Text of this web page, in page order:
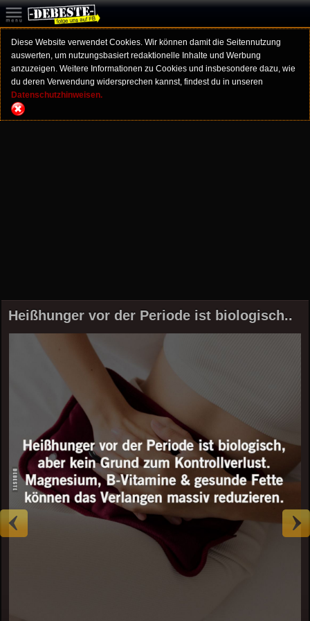
Diese Website verwendet Cookies. Wir können damit die Seitennutzung
auswerten, um nutzungsbasiert redaktionelle Inhalte und Werbung
anzuzeigen. Weitere Informationen zu Cookies und insbesondere dazu, wie
du deren Verwendung widersprechen kannst, findest du in unseren
Datenschutzhinweisen.
Heißhunger vor der Periode ist biologisch..